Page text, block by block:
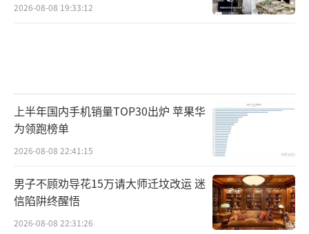
2026-08-08 19:33:12
上半年国内手机销量TOP30出炉 苹果华
为领跑榜单
2026-08-08 22:41:15
男子不顾劝导花15万请大师迁坟改运 迷
信陷阱终醒悟
2026-08-08 22:31:26